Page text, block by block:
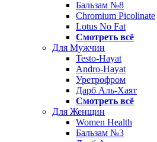
Бальзам №8
Chromium Picolinate
Lotus No Fat
Смотреть всё
Для Мужчин
Testo-Hayat
Andro-Hayat
Уретрофром
Дарб Аль-Хаят
Смотреть всё
Для Женщин
Women Health
Бальзам №3